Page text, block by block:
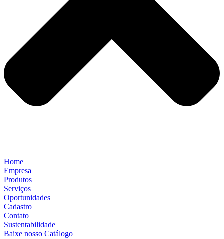
Home
Empresa
Produtos
Serviços
Oportunidades
Cadastro
Contato
Sustentabilidade
Baixe nosso Catálogo